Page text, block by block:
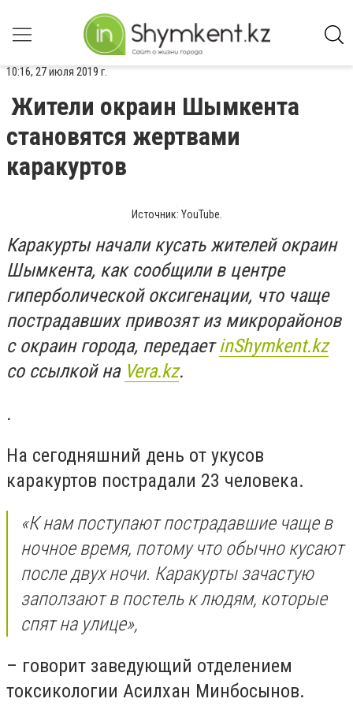
10:16, 27 июля 2019 г.
Жители окраин Шымкента
становятся жертвами
каракуртов
Источник: YouTube.
Каракурты начали кусать жителей окраин
Шымкента, как сообщили в центре
гиперболической оксигенации, что чаще
пострадавших привозят из микрорайонов
с окраин города, передаетinShymkent.kz
со ссылкой на Vera.kz.
.
На сегодняшний день от укусов
каракуртов пострадали 23 человека.
«К нам поступают пострадавшие чаще в
ночное время, потому что обычно кусают
после двух ночи. Каракурты зачастую
заползают в постель к людям, которые
спят на улице»,
– говорит заведующий отделением
токсикологии Асилхан Минбосынов.